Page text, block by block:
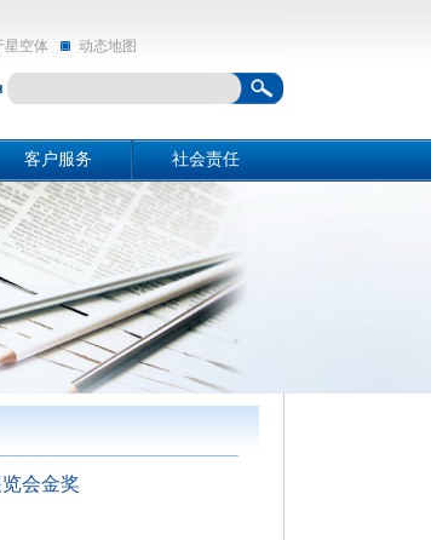
星空体
动态地图
客户服务
关于星空体育
动态地图
社会责任
社会责任
会金奖